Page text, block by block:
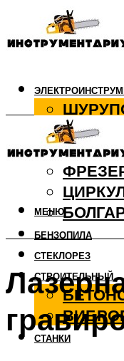
ДРЕЛЬ
БЕНЗОПИЛА
СТЕКЛОРЕЗ
СТРОИТЕЛЬНЫЙ
СТАНКИ
МЕНЮ